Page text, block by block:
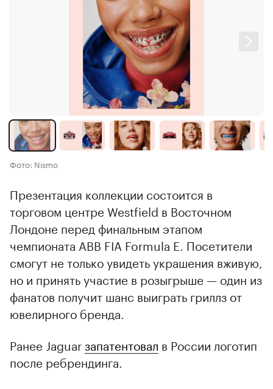
Фото: Nismo
Презентация коллекции состоится в
торговом центре Westfield в Восточном
Лондоне перед финальным этапом
чемпионата ABB FIA Formula E. Посетители
смогут не только увидеть украшения вживую,
но и принять участие в розыгрыше — один из
фанатов получит шанс выиграть гриллз от
ювелирного бренда.
Ранее Jaguarзапатентовал в России логотип
после ребрендинга.